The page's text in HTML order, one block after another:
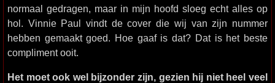
normaal gedragen, maar in mijn hoofd sloeg echt alles op
hol. Vinnie Paul vindt de cover die wij van zijn nummer
hebben gemaakt goed. Hoe gaaf is dat? Dat is het beste
compliment ooit.
Het moet ook wel bijzonder zijn, gezien hij niet heel veel